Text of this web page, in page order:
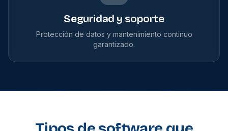
Seguridad y soporte
Protección de datos y mantenimiento continuo
garantizado.